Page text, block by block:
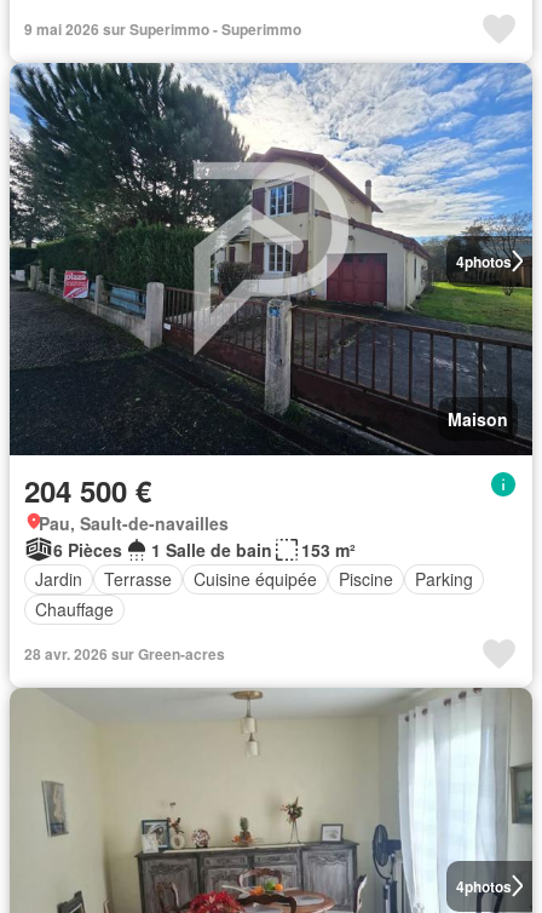
9 mai 2026 sur Superimmo - Superimmo
4photos
Maison
204 500 €
Pau, Sault-de-navailles
6 Pièces
1 Salle de bain
153 m²
Jardin
Terrasse Cuisine équipée Piscine
Parking
Chauffage
28 avr. 2026 sur Green-acres
4photos